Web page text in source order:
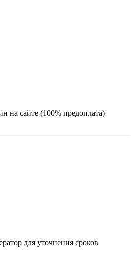
на сайте (100% предоплата)
для уточнения сроков